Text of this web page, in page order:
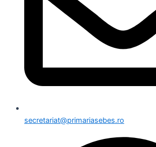
secretariat@primariasebes.ro